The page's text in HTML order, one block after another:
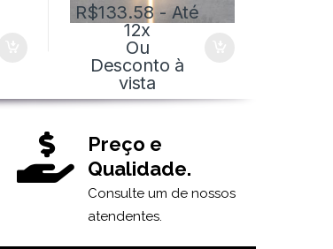
R$133.58 - Até
12x
Ou
Desconto à
vista
Preço e
Qualidade.
Consulte um de nossos
atendentes.